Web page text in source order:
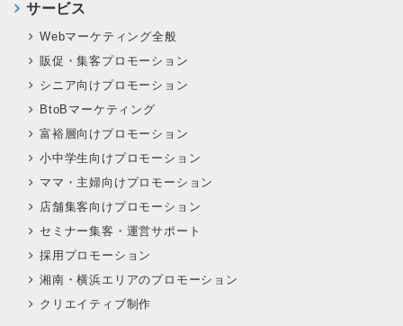
サービス
Webマーケティング全般
販促・集客プロモーション
シニア向けプロモーション
BtoBマーケティング
富裕層向けプロモーション
小中学生向けプロモーション
ママ・主婦向けプロモーション
店舗集客向けプロモーション
セミナー集客・運営サポート
採用プロモーション
湘南・横浜エリアのプロモーション
クリエイティブ制作